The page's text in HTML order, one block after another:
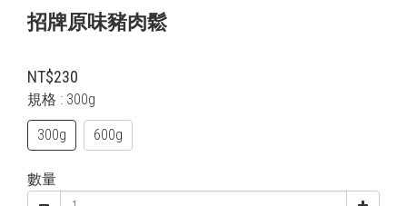
招牌原味豬肉鬆
NT$230
規格 : 300g
300g 600g
數量